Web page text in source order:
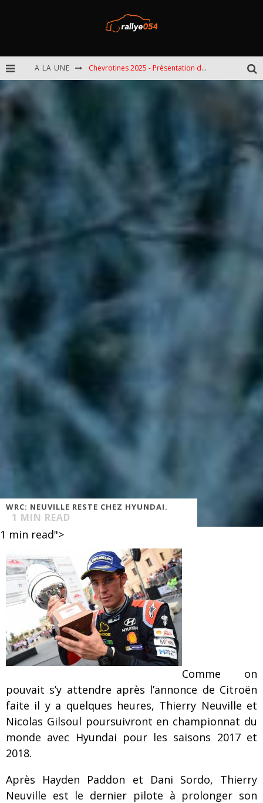
A LA UNE Chevrotines 2025 - Présentation de l'épreuve
WRC: NEUVILLE RESTE CHEZ HYUNDAI.
1 MIN READ
1 min read">
Comme on
pouvait s’y attendre après l’annonce de Citroën
faite il y a quelques heures, Thierry Neuville et
Nicolas Gilsoul poursuivront en championnat du
monde avec Hyundai pour les saisons 2017 et
2018.
Après Hayden Paddon et Dani Sordo, Thierry
Neuville est le dernier pilote à prolonger son